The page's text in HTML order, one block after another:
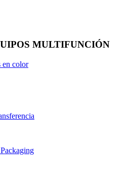
MULTIFUNCIÓN
en color